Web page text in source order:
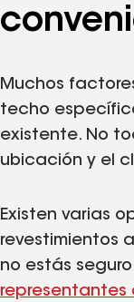
Muchos
techo
existente. No
ubicación y el
Existen varias
revestimientos
no estás
representantes